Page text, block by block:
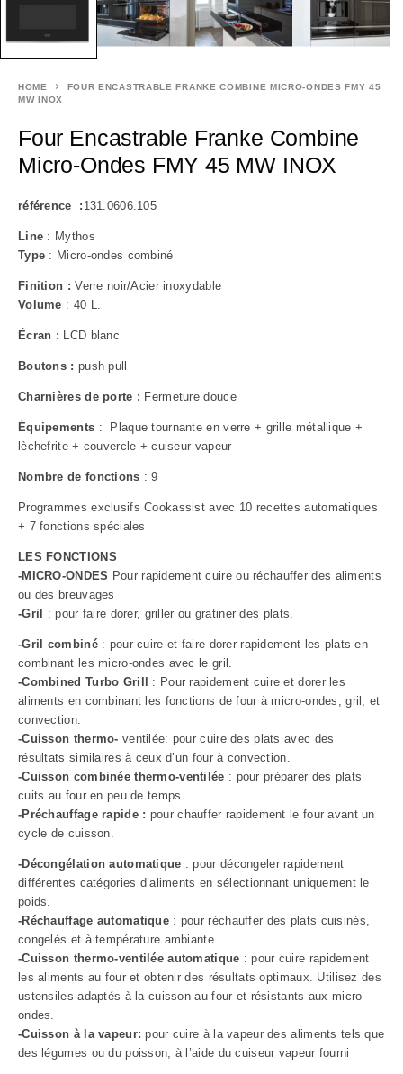
HOME
FOUR ENCASTRABLE FRANKE COMBINE MICRO-ONDES FMY 45
MW INOX
Four Encastrable Franke Combine
Micro-Ondes FMY 45 MW INOX
référence : 131.0606.105
Line : Mythos
Type : Micro-ondes combiné
Finition :Verre noir/Acier inoxydable
Volume : 40 L.
Écran : LCD blanc
Boutons : push pull
Charnières de porte : Fermeture douce
Équipements : Plaque tournante en verre + grille métallique +
lèchefrite + couvercle + cuiseur vapeur
Nombre de fonctions : 9
Programmes exclusifs Cookassist avec 10 recettes automatiques
+ 7 fonctions spéciales
LES FONCTIONS
-MICRO-ONDES Pour rapidement cuire ou réchauffer des aliments
ou des breuvages
-Gril
: pour faire dorer, griller ou gratiner des plats.
-Gril combiné: pour cuire et faire dorer rapidement les plats en
combinant les micro-ondes avec le gril.
-Combined Turbo Grill
: Pour rapidement cuire et dorer les
aliments en combinant les fonctions de four à micro-ondes, gril, et
convection.
-Cuisson thermo- ventilée: pour cuire des plats avec des
résultats similaires à ceux d’un four à convection.
-Cuisson combinée thermo-ventilée : pour préparer des plats
cuits au four en peu de temps.
-Préchauffagerapide : pour chauffer rapidement le four avant un
cycle de cuisson.
-Décongélation automatique : pour décongeler rapidement
différentes catégories d’aliments en sélectionnant uniquement le
poids.
-Réchauffage automatique : pour réchauffer des plats cuisinés,
congelés et à température ambiante.
-Cuisson thermo-ventilée automatique : pour cuire rapidement
les aliments au four et obtenir des résultats optimaux. Utilisez des
ustensiles adaptés à la cuisson au four et résistants aux micro-
ondes.
-Cuisson à la vapeur: pour cuire à la vapeur des aliments tels que
des légumes ou du poisson, à l’aide du cuiseur vapeur fourni